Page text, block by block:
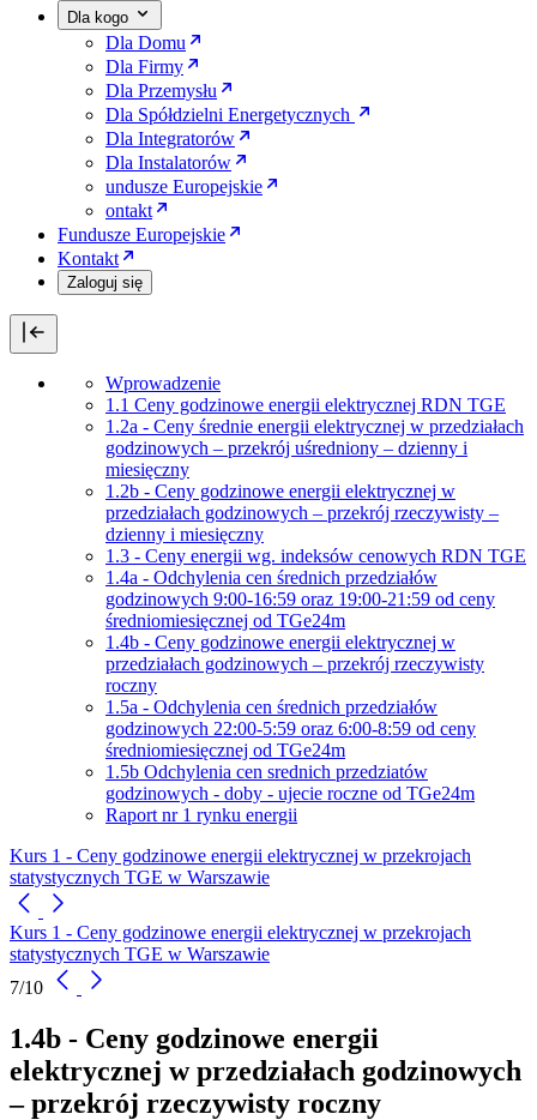
Dla kogo
Dla Domu
Dla Firmy
Dla Przemysłu
Dla Spółdzielni Energetycznych
Dla Integratorów
Dla Instalatorów
undusze Europejskie
ontakt
Fundusze Europejskie
Kontakt
Zaloguj się
Wprowadzenie
1.1 Ceny godzinowe energii elektrycznej RDN TGE
1.2a - Ceny średnie energii elektrycznej w przedziałach
godzinowych – przekrój uśredniony – dzienny i
miesięczny
1.2b - Ceny godzinowe energii elektrycznej w
przedziałach godzinowych – przekrój rzeczywisty –
dzienny i miesięczny
1.3 - Ceny energii wg. indeksów cenowych RDN TGE
1.4a - Odchylenia cen średnich przedziałów
godzinowych 9:00-16:59 oraz 19:00-21:59 od ceny
średniomiesięcznej od TGe24m
1.4b - Ceny godzinowe energii elektrycznej w
przedziałach godzinowych – przekrój rzeczywisty
roczny
1.5a - Odchylenia cen średnich przedziałów
godzinowych 22:00-5:59 oraz 6:00-8:59 od ceny
średniomiesięcznej od TGe24m
1.5b Odchylenia cen srednich przedziatów
godzinowych - doby - ujecie roczne od TGe24m
Raport nr 1 rynku energii
Kurs 1 - Ceny godzinowe energii elektrycznej w przekrojach
statystycznych TGE w Warszawie
Kurs 1 - Ceny godzinowe energii elektrycznej w przekrojach
statystycznych TGE w Warszawie
7/10
1.4b - Ceny godzinowe energii
elektrycznej w przedziałach godzinowych
– przekrój rzeczywisty roczny